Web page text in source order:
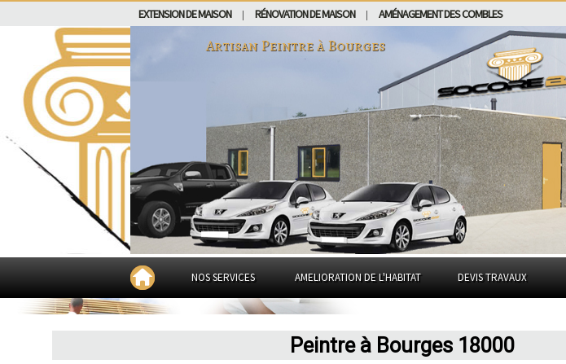
EXTENSION DE MAISON RÉNOVATION DE MAISON AMÉNAGEMENT DES COMBLES
Artisan Peintre àBourges
NOS SERVICES AMELIORATION DE L'HABITAT DEVIS TRAVAUX
Peintre à Bourges 18000